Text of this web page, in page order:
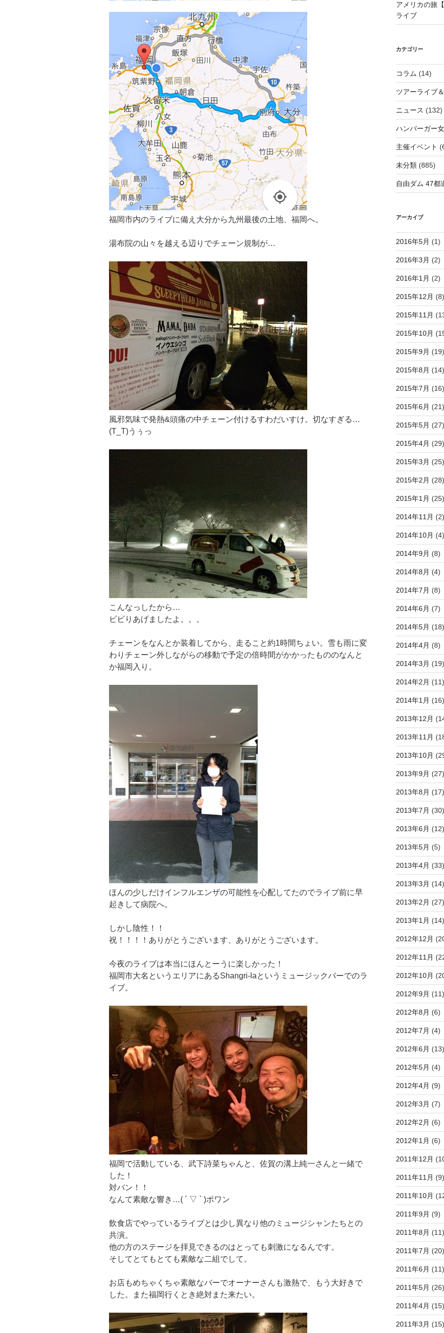
福岡市内のライブに備え大分から九州最後の土地、福岡へ。
湯布院の山々を越える辺りでチェーン規制が…
風邪気味で発熱&頭痛の中チェーン付けるすわだいすけ。切なすぎる…
(T_T)うぅっ
こんなっしたから…
ビビりあげましたよ。。。
チェーンをなんとか装着してから、走ること約1時間ちょい。雪も雨に変
わりチェーン外しながらの移動で予定の倍時間がかかったもののなんと
か福岡入り。
ほんの少しだけインフルエンザの可能性を心配してたのでライブ前に早
起きして病院へ。
しかし陰性！！
祝！！！！ありがとうございます、ありがとうございます。
今夜のライブは本当にほんとーうに楽しかった！
福岡市大名というエリアにあるShangri-laというミュージックバーでのラ
イブ。
福岡で活動している、武下詩菜ちゃんと、佐賀の溝上純一さんと一緒で
した！
対バン！！
なんて素敵な響き…( ´ ▽ ` )ポワン
飲食店でやっているライブとは少し異なり他のミュージシャンたちとの
共演。
他の方のステージを拝見できるのはとっても刺激になるんです。
そしてとてもとても素敵な二組でして。
お店もめちゃくちゃ素敵なバーでオーナーさんも激熱で、もう大好きで
した。また福岡行くとき絶対また来たい。
アメリカの旅
ライブ
カテゴリー
コラム (14)
ツアーライブ
ニュース (132)
ハンバーガー
主催イベント
未分類(885)
自由ダム 47都
アーカイブ
2016年5月 (1)
2016年3月 (2)
2016年1月 (2)
2015年12月 (8)
2015年11月
2015年10月
2015年9月 (19)
2015年8月 (14)
2015年7月 (16)
2015年6月 (21)
2015年5月 (27)
2015年4月 (29)
2015年3月 (25)
2015年2月 (28)
2015年1月 (25)
2014年11月 (2)
2014年10月 (4)
2014年9月 (8)
2014年8月 (4)
2014年7月 (8)
2014年6月 (7)
2014年5月 (18)
2014年4月 (8)
2014年3月 (19)
2014年2月 (11)
2014年1月 (16)
2013年12月
2013年11月
2013年10月
2013年9月 (27)
2013年8月 (17)
2013年7月 (30)
2013年6月 (12)
2013年5月 (5)
2013年4月 (33)
2013年3月 (14)
2013年2月 (27)
2013年1月 (14)
2012年12月
2012年11月
2012年10月
2012年9月 (11)
2012年8月 (6)
2012年7月 (4)
2012年6月 (13)
2012年5月 (4)
2012年4月 (9)
2012年3月 (7)
2012年2月 (6)
2012年1月 (6)
2011年12月
2011年11月 (9)
2011年10月
2011年9月 (9)
2011年8月 (11)
2011年7月 (20)
2011年6月 (11)
2011年5月 (26)
2011年4月 (15)
2011年3月 (15)